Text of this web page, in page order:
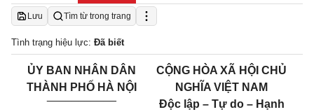
Lưu Tìm từ trong trang
Tình trạng hiệu lực: Đã biết
ỦY BAN NHÂN DÂN
THÀNH PHỐ HÀ NỘI
CỘNG HÒA XÃ HỘI CHỦ
NGHĨA VIỆT NAM
Độc lập – Tự do – Hạnh